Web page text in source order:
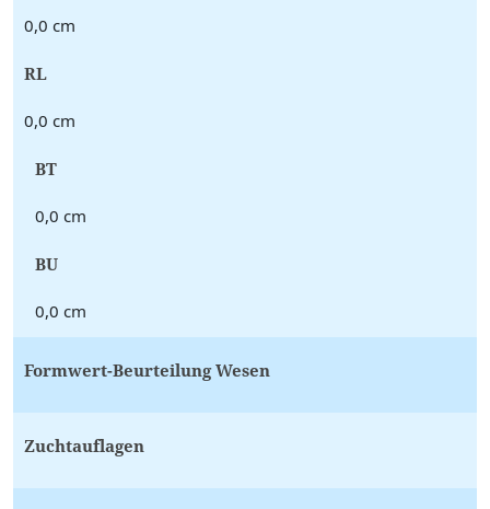
0,0 cm
RL
0,0 cm
BT
0,0 cm
BU
0,0 cm
Formwert-Beurteilung Wesen
Zuchtauflagen